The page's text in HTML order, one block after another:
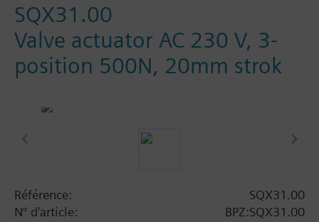
SQX31.00
Valve actuator AC 230 V, 3-
position 500N, 20mm strok
Référence:
SQX31.00
N° d'article:
BPZ:SQX31.00